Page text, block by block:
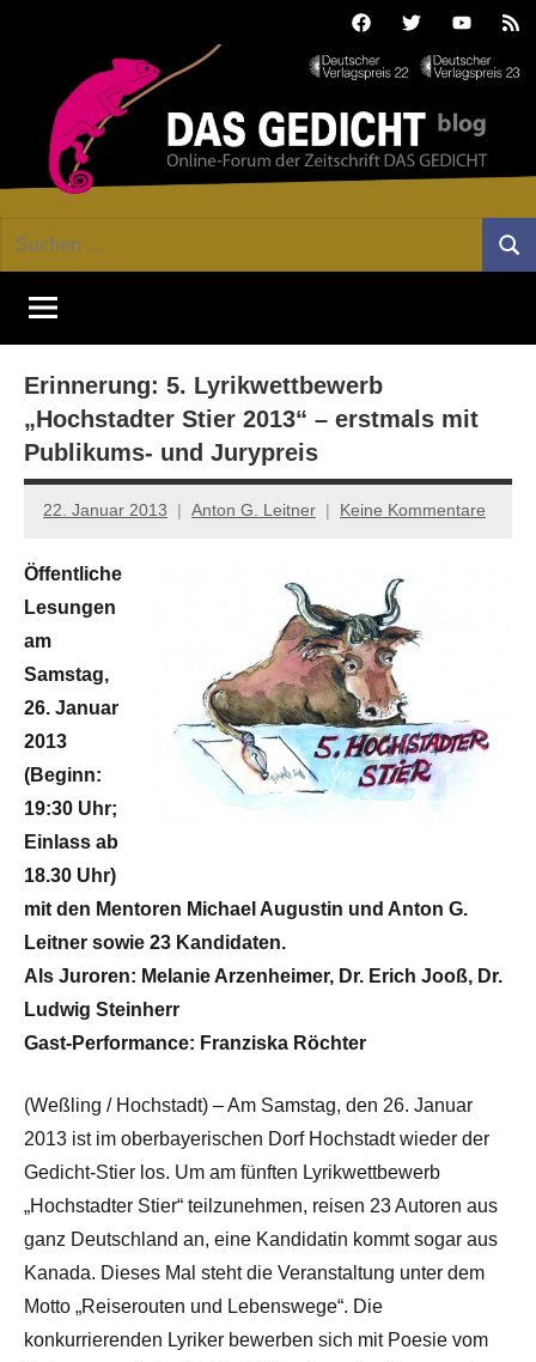
FacebookTwitterYoutube
GEDICHT
blog
Forum
von
DAS
Lyrik,
Essay
Suchen
Erinnerung: 5. Lyrikwettbewerb
„Hochstadter Stier 2013“ – erstmals mit
Publikums- und Jurypreis
22. Januar 2013 Anton G. Leitner Keine Kommentare
Öffentliche
Lesungen
am
Samstag,
26. Januar
2013
(Beginn:
19:30 Uhr;
Einlass ab
18.30 Uhr)
mit den Mentoren Michael Augustin und Anton G.
Leitner sowie 23 Kandidaten.
Als Juroren: Melanie Arzenheimer, Dr. Erich Jooß, Dr.
Ludwig Steinherr
Gast-Performance: Franziska Röchter
(Weßling / Hochstadt) – Am Samstag, den 26. Januar
2013 ist im oberbayerischen Dorf Hochstadt wieder der
Gedicht-Stier los. Um am fünften Lyrikwettbewerb
„Hochstadter Stier“ teilzunehmen, reisen 23 Autoren aus
ganz Deutschland an, eine Kandidatin kommt sogar aus
Kanada. Dieses Mal steht die Veranstaltung unter dem
Motto „Reiserouten und Lebenswege“. Die
konkurrierenden Lyriker bewerben sich mit Poesie vom